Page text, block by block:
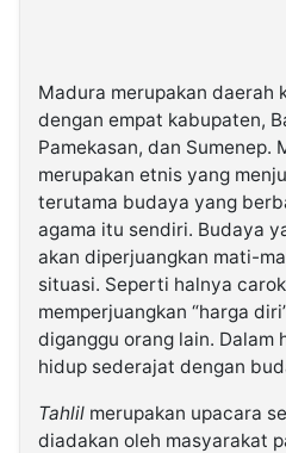
Madura merupakan daerah
dengan empat kabupaten,
Pamekasan, dan Sumenep.
merupakan etnis yang
terutama budaya yang
agama itu sendiri. Budaya
akan diperjuangkan mati-
situasi. Seperti halnya
memperjuangkan “harga
diganggu orang lain. Dalam
hidup sederajat dengan
Tahlil merupakan upacara
diadakan oleh masyarakat